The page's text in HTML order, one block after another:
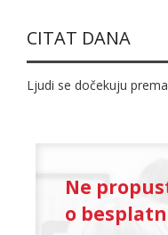
CITAT DANA
Ljudi se dočekuju
Ne
o